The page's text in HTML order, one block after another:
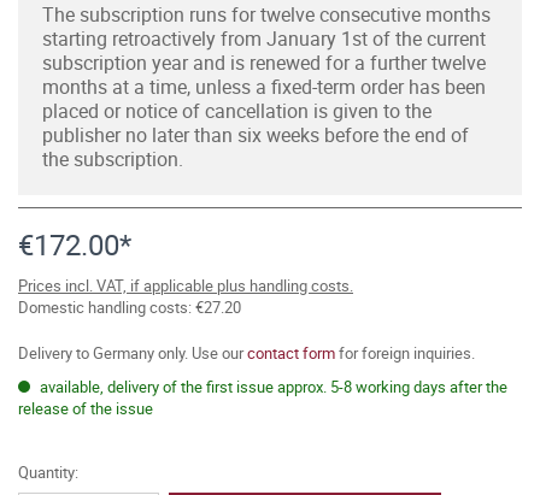
The subscription runs for twelve consecutive months
starting retroactively from January 1st of the current
subscription year and is renewed for a further twelve
months at a time, unless a fixed-term order has been
placed or notice of cancellation is given to the
publisher no later than six weeks before the end of
the subscription.
€172.00*
Prices incl. VAT, if applicable plus handling costs.
Domestic handling costs: €27.20
Delivery to Germany only. Use ourcontact formfor foreign inquiries.
available, delivery of the first issue approx. 5-8 working days after the
release of the issue
Quantity: